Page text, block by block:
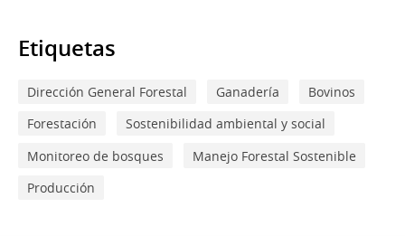
Etiquetas
Dirección General Forestal Ganadería
Bovinos
Forestación
Sostenibilidad ambiental y social
Monitoreo de bosques
Manejo Forestal Sostenible
Producción